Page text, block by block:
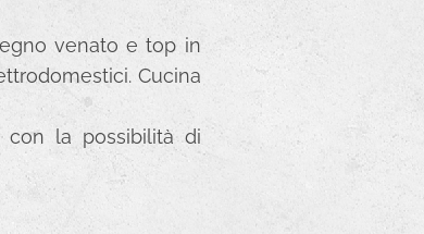
venato e top in
Cucina
con la possibilità di